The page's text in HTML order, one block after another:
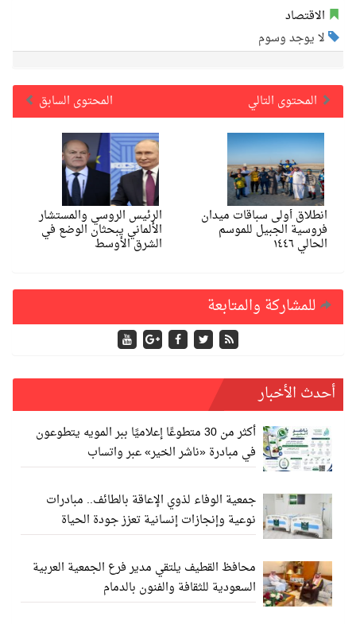
الاقتصاد
لا يوجد وسوم
المحتوى السابق المحتوى التالي
الرئيس الروسي والمستشار
الألماني يبحثان الوضع في
الشرق الأوسط
انطلاق أولى سباقات ميدان
فروسية الجبيل للموسم
الحالي ١٤٤٦
للمشاركة والمتابعة
أحدث الأخبار
أكثر من 30 متطوعًا إعلاميًا ببر المويه يتطوعون
في مبادرة «ناشر الخير» عبر واتساب
جمعية الوفاء لذوي الإعاقة بالطائف.. مبادرات
نوعية وإنجازات إنسانية تعزز جودة الحياة
محافظ القطيف يلتقي مدير فرع الجمعية العربية
السعودية للثقافة والفنون بالدمام